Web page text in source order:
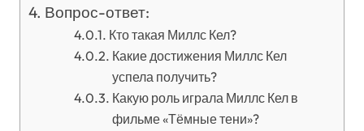
Вопрос-ответ:
Кто такая Миллс Кел?
Какие достижения Миллс Кел
успела получить?
Какую роль играла Миллс Кел в
фильме «Тёмные тени»?